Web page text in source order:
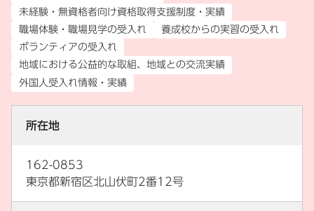
未経験・無資格者向け資格取得支援制度・実績
職場体験・職場見学の受入れ
養成校からの実習の受入れ
ボランティアの受入れ
地域における公益的な取組、地域との交流実績
外国人受入れ情報・実績
所在地
162-0853
東京都新宿区北山伏町2番12号